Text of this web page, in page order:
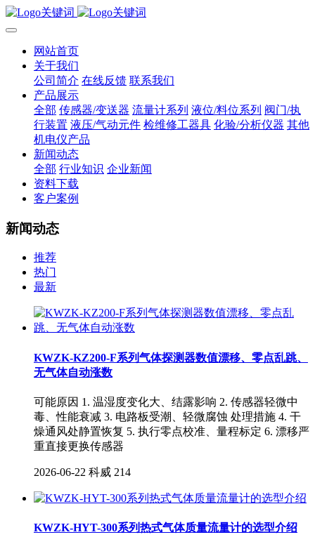
网站首页
关于我们
公司简介 在线反馈 联系我们
产品展示
全部 传感器/变送器 流量计系列 液位/料位系列 阀门/执
行装置 液压/气动元件 检维修工器具 化验/分析仪器 其他
机电仪产品
新闻动态
全部 行业知识 企业新闻
资料下载
客户案例
新闻动态
推荐
热门
最新
KWZK-KZ200-F系列气体探测器数值漂移、零点乱跳、
无气体自动涨数
可能原因 1. 温湿度变化大、结露影响 2. 传感器轻微中
毒、性能衰减 3. 电路板受潮、轻微腐蚀 处理措施 4. 干
燥通风处静置恢复 5. 执行零点校准、量程标定 6. 漂移严
重直接更换传感器
2026-06-22 科威 214
KWZK-HYT-300系列热式气体质量流量计的选型介绍